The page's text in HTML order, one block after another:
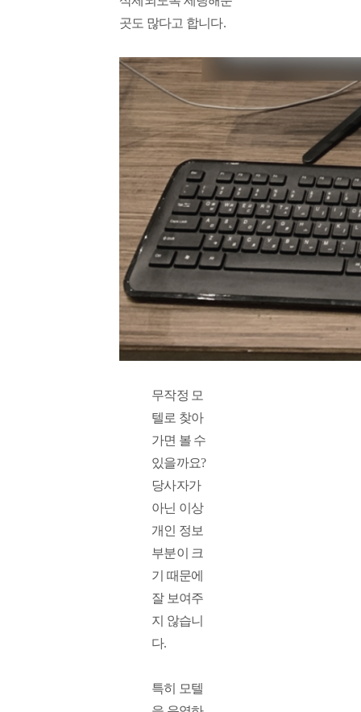
곳도 많다고 합니다.
무작정 모
텔로 찾아
가면 볼 수
있을까요?
당사자가
아닌 이상
개인 정보
부분이 크
기 때문에
잘 보여주
지 않습니
다.
특히 모텔